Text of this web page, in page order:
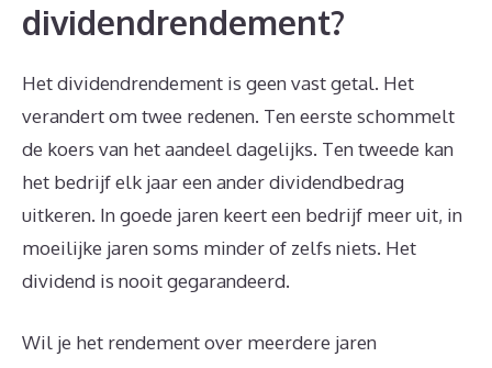
dividendrendement?
Het dividendrendement is geen vast getal. Het
verandert om twee redenen. Ten eerste schommelt
de koers van het aandeel dagelijks. Ten tweede kan
het bedrijf elk jaar een ander dividendbedrag
uitkeren. In goede jaren keert een bedrijf meer uit, in
moeilijke jaren soms minder of zelfs niets. Het
dividend is nooit gegarandeerd.
Wil je het rendement over meerdere jaren